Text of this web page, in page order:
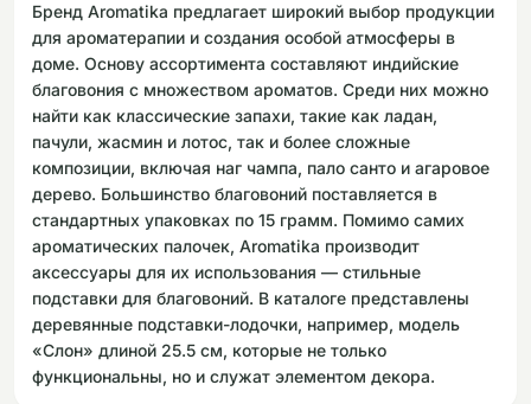
Бренд Aromatika предлагает широкий выбор продукции
для ароматерапии и создания особой атмосферы в
доме. Основу ассортимента составляют индийские
благовония с множеством ароматов. Среди них можно
найти как классические запахи, такие как ладан,
пачули, жасмин и лотос, так и более сложные
композиции, включая наг чампа, пало санто и агаровое
дерево. Большинство благовоний поставляется в
стандартных упаковках по 15 грамм. Помимо самих
ароматических палочек, Aromatika производит
аксессуары для их использования — стильные
подставки для благовоний. В каталоге представлены
деревянные подставки-лодочки, например, модель
«Слон» длиной 25.5 см, которые не только
функциональны, но и служат элементом декора.